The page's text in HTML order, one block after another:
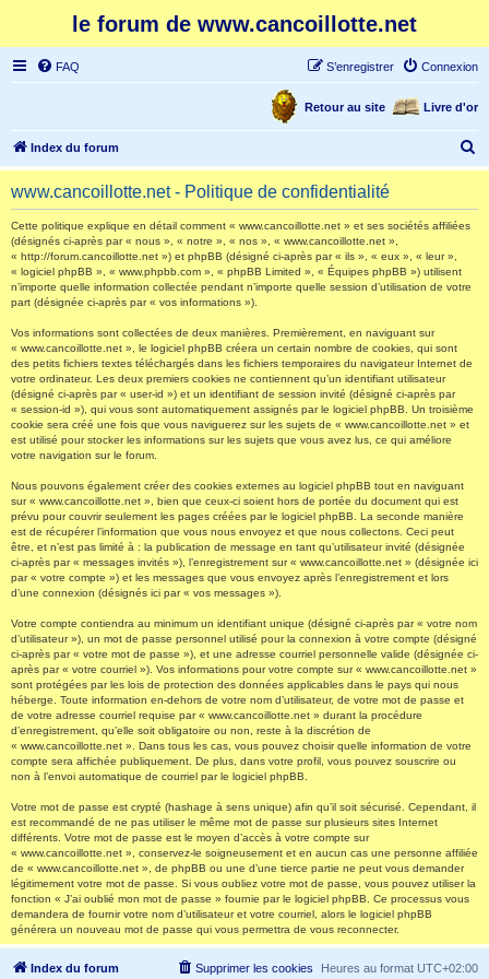
le forum de www.cancoillotte.net
FAQ Connexion
S’enregistrer
Livre d'or
Retour au site
Index du forum
e
www.cancoillotte.net - Politique de confidentialité
Cette politique explique en détail comment « www.cancoillotte.net » et ses sociétés affiliées
(désignés ci-après par « nous », « notre », « nos », « www.cancoillotte.net »,
« http://forum.cancoillotte.net ») et phpBB (désigné ci-après par « ils », « eux », « leur »,
« logiciel phpBB », « www.phpbb.com », « phpBB Limited », « Équipes phpBB ») utilisent
n’importe quelle information collectée pendant n’importe quelle session d’utilisation de votre
part (désignée ci-après par « vos informations »).
Vos informations sont collectées de deux manières. Premièrement, en naviguant sur
« www.cancoillotte.net », le logiciel phpBB créera un certain nombre de cookies, qui sont
des petits fichiers textes téléchargés dans les fichiers temporaires du navigateur Internet de
votre ordinateur. Les deux premiers cookies ne contiennent qu’un identifiant utilisateur
(désigné ci-après par « user-id ») et un identifiant de session invité (désigné ci-après par
« session-id »), qui vous sont automatiquement assignés par le logiciel phpBB. Un troisième
cookie sera créé une fois que vous naviguerez sur les sujets de « www.cancoillotte.net » et
est utilisé pour stocker les informations sur les sujets que vous avez lus, ce qui améliore
votre navigation sur le forum.
Nous pouvons également créer des cookies externes au logiciel phpBB tout en naviguant
sur « www.cancoillotte.net », bien que ceux-ci soient hors de portée du document qui est
prévu pour couvrir seulement les pages créées par le logiciel phpBB. La seconde manière
est de récupérer l’information que vous nous envoyez et que nous collectons. Ceci peut
être, et n’est pas limité à : la publication de message en tant qu’utilisateur invité (désignée
ci-après par « messages invités »), l’enregistrement sur « www.cancoillotte.net » (désignée ici
par « votre compte ») et les messages que vous envoyez après l’enregistrement et lors
d’une connexion (désignés ici par « vos messages »).
Votre compte contiendra au minimum un identifiant unique (désigné ci-après par « votre nom
d’utilisateur »), un mot de passe personnel utilisé pour la connexion à votre compte (désigné
ci-après par « votre mot de passe »), et une adresse courriel personnelle valide (désignée ci-
après par « votre courriel »). Vos informations pour votre compte sur « www.cancoillotte.net »
sont protégées par les lois de protection des données applicables dans le pays qui nous
héberge. Toute information en-dehors de votre nom d’utilisateur, de votre mot de passe et
de votre adresse courriel requise par « www.cancoillotte.net » durant la procédure
d’enregistrement, qu’elle soit obligatoire ou non, reste à la discrétion de
« www.cancoillotte.net ». Dans tous les cas, vous pouvez choisir quelle information de votre
compte sera affichée publiquement. De plus, dans votre profil, vous pouvez souscrire ou
non à l’envoi automatique de courriel par le logiciel phpBB.
Votre mot de passe est crypté (hashage à sens unique) afin qu’il soit sécurisé. Cependant, il
est recommandé de ne pas utiliser le même mot de passe sur plusieurs sites Internet
différents. Votre mot de passe est le moyen d’accès à votre compte sur
« www.cancoillotte.net », conservez-le soigneusement et en aucun cas une personne affiliée
de « www.cancoillotte.net », de phpBB ou une d’une tierce partie ne peut vous demander
légitimement votre mot de passe. Si vous oubliez votre mot de passe, vous pouvez utiliser la
fonction « J’ai oublié mon mot de passe » fournie par le logiciel phpBB. Ce processus vous
demandera de fournir votre nom d’utilisateur et votre courriel, alors le logiciel phpBB
générera un nouveau mot de passe qui vous permettra de vous reconnecter.
Index du forum Heures au format UTC+02:00
Supprimer les cookies